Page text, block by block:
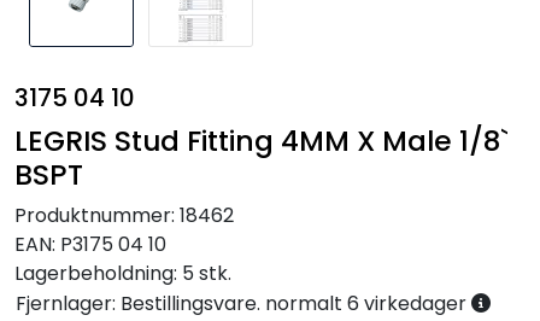
3175 04 10
LEGRIS Stud Fitting 4MM X Male 1/8`
BSPT
Produktnummer: 18462
EAN: P3175 04 10
Lagerbeholdning: 5 stk.
Fjernlager: Bestillingsvare. normalt 6 virkedager